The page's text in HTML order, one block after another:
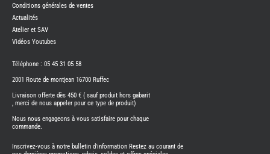
CARADO
CAMPING-
ITINEO
CAMPING-
OCCASION
CARADO
NEUFS
Conditions générales de ventes
Actualités
Atelier et SAV
Vidéos Youtubes
Téléphone : 05 45 31 05 58
2001 Route de montjean 16700 Ruffec
Livraison offerte dès 450 € ( sauf produit hors gabarit
, merci de nous appeler pour ce type de produit)
Nous nous engageons à vous satisfaire pour chaque
commande.
Inscrivez-vous à notre bulletin d'information Restez au courant de